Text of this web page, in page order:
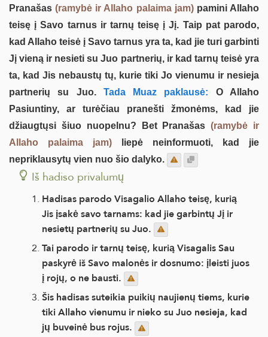
Pranašas(ramybė ir Allaho palaima jam)pamini Allaho
teisę į Savo tarnus ir tarnų teisę į Jį. Taip pat parodo,
kad Allaho teisė į Savo tarnus yra ta, kad jie turi garbinti
Jį vieną ir nesieti su Juo partnerių, ir kad tarnų teisė yra
ta, kad Jis nebaustų tų, kurie tiki Jo vienumu ir nesieja
partnerių su Juo.Tada Muaz paklausė: O Allaho
Pasiuntiny, ar turėčiau pranešti žmonėms, kad jie
džiaugtųsi šiuo nuopelnu? Bet Pranašas(ramybė ir
Allaho palaima jam) liepė neinformuoti, kad jie
nepriklausytų vien nuo šio dalyko.
Iš hadiso privalumų
Hadisas parodo Visagalio Allaho teisę, kurią
Jis įsakė savo tarnams: kad jie garbintų Jį ir
nesietų partnerių su Juo.
Tai parodo ir tarnų teisę, kurią Visagalis Sau
paskyrė iš Savo malonės ir dosnumo: įleisti juos
į rojų, o ne bausti.
Šis hadisas suteikia puikių naujienų tiems, kurie
tiki Allaho vienumu ir nieko su Juo nesieja, kad
jų buveinė bus rojus.